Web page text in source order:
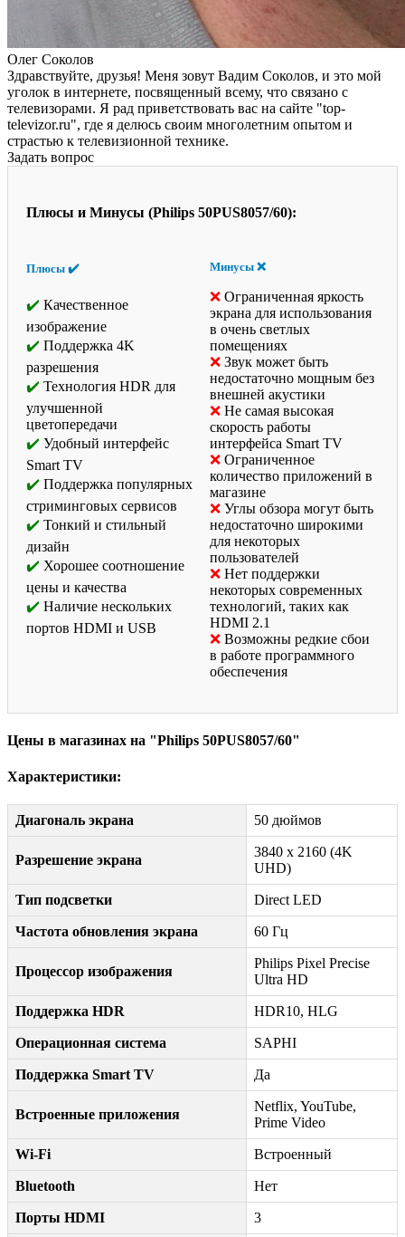
Олег Соколов
Здравствуйте, друзья! Меня зовут Вадим Соколов, и это мой
уголок в интернете, посвященный всему, что связано с
телевизорами. Я рад приветствовать вас на сайте "top-
televizor.ru", где я делюсь своим многолетним опытом и
страстью к телевизионной технике.
Задать вопрос
Плюсы и Минусы (Philips 50PUS8057/60):
Плюсы ✔️
Качественное
изображение
Поддержка 4K
разрешения
Технология HDR для
улучшенной
цветопередачи
Удобный интерфейс
Smart TV
Поддержка популярных
стриминговых сервисов
Тонкий и стильный
дизайн
Хорошее соотношение
цены и качества
Наличие нескольких
портов HDMI и USB
Минусы ❌
Ограниченная яркость
экрана для использования
в очень светлых
помещениях
Звук может быть
недостаточно мощным без
внешней акустики
Не самая высокая
скорость работы
интерфейса Smart TV
Ограниченное
количество приложений в
магазине
Углы обзора могут быть
недостаточно широкими
для некоторых
пользователей
Нет поддержки
некоторых современных
технологий, таких как
HDMI 2.1
Возможны редкие сбои
в работе программного
обеспечения
Цены в магазинах на "Philips 50PUS8057/60"
Характеристики:
Диагональ экрана 50 дюймов
Разрешение экрана
3840 x 2160 (4K
UHD)
Тип подсветки Direct LED
Частота обновления экрана 60 Гц
Процессор изображения
Philips Pixel Precise
Ultra HD
Поддержка HDR HDR10, HLG
Операционная система SAPHI
Поддержка Smart TV Да
Встроенные приложения
Netflix, YouTube,
Prime Video
Wi-Fi Встроенный
Bluetooth Нет
Порты HDMI 3